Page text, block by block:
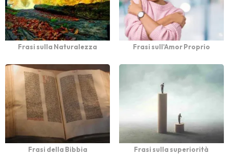
Frasi sulla Naturalezza Frasi sull'Amor Proprio
Frasi della Bibbia Frasi sulla superiorità